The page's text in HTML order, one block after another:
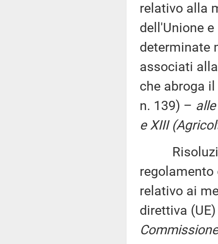
relativo alla
dell'Unione
determinate
associati
che abroga
n. 139) –
e XIII
regolamento
relativo ai
direttiva